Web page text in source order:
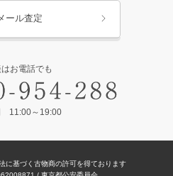
ール査定
はお電話でも
11:00～19:00
に基づく古物商の許可を得ております